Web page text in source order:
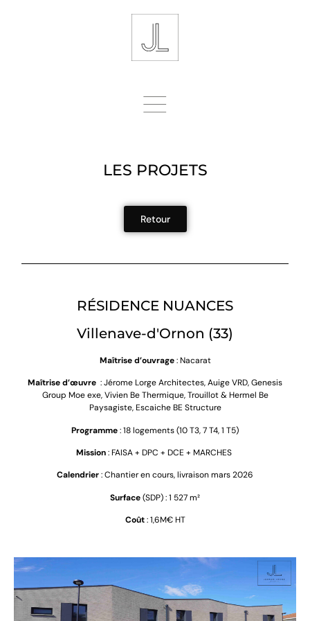
LES PROJETS
Retour
RÉSIDENCE NUANCES
Villenave-d'Ornon (33)
Maîtrise d’ouvrage: Nacarat
Maîtrise d’œuvre :Jérome Lorge Architectes, Auige VRD, Genesis
Group Moe exe, Vivien Be Thermique, Trouillot & Hermel Be
Paysagiste, Escaiche BE Structure
Programme: 18 logements (10 T3, 7 T4, 1 T5)
Mission: FAISA + DPC + DCE + MARCHES
Calendrier: Chantier en cours, livraison mars 2026
Surface(SDP) : 1 527 m²
Coût: 1,6M€ HT